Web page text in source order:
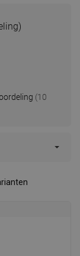
(10